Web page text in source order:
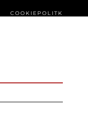
COOKIEPOLITK